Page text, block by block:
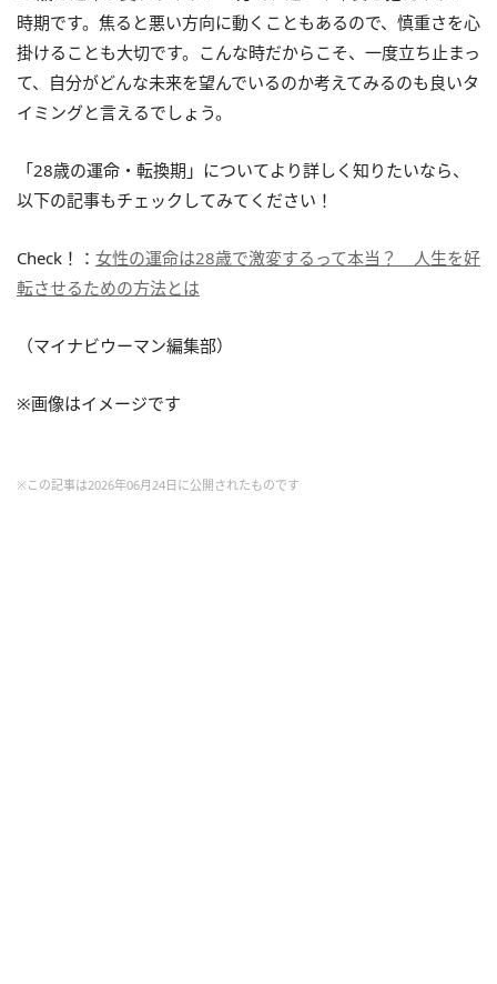
時期です。焦ると悪い方向に動くこともあるので、慎重さを心
掛けることも大切です。こんな時だからこそ、一度立ち止まっ
て、自分がどんな未来を望んでいるのか考えてみるのも良いタ
イミングと言えるでしょう。
「28歳の運命・転換期」についてより詳しく知りたいなら、
以下の記事もチェックしてみてください！
Check！： 女性の運命は28歳で激変するって本当？ 人生を好
転させるための方法とは
（マイナビウーマン編集部）
※画像はイメージです
※この記事は2026年06月24日に公開されたものです